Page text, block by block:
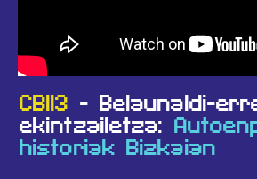
CB113- Belaunaldi-
ekintzailetza:
historiak Bizkaian